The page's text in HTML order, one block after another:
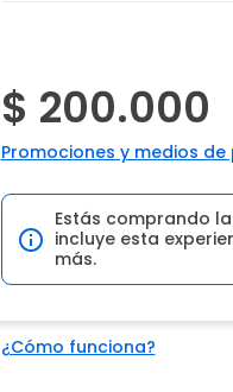
$ 200.000
Promociones y medios de
Estás comprando
incluye esta
más.
¿Cómo funciona?